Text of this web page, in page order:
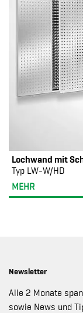
Lochwand mit
Typ LW-W/HD
MEHR
Newsletter
Alle 2 Monate
sowie News und